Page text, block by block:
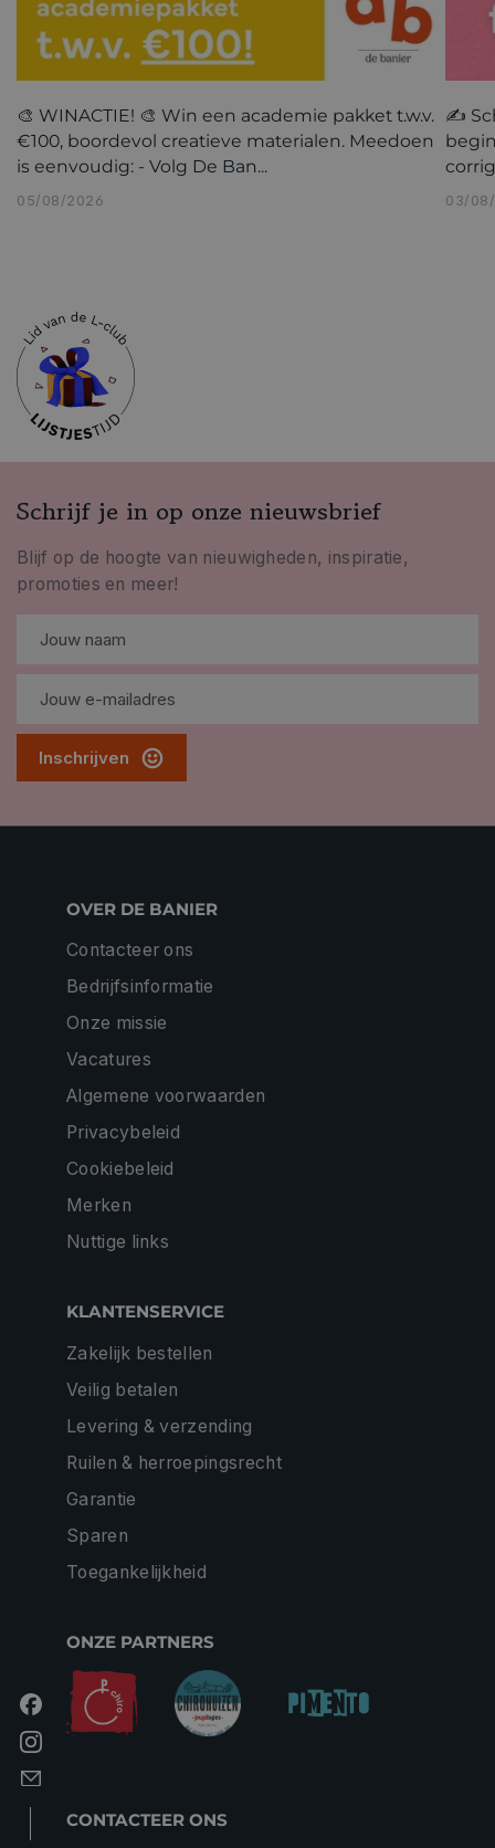
🎨 WINACTIE! 🎨 Win een academie pakket t.w.v.
€100, boordevol creatieve materialen. Meedoen
is eenvoudig: - Volg De Ban...
05/08/2026
✍️
03/
Schrijf je in op onze nieuwsbrief
Blijf op de hoogte van nieuwigheden, inspiratie,
promoties en meer!
Inschrijven
OVER DE BANIER
Contacteer ons
Bedrijfsinformatie
Onze missie
Vacatures
Algemene voorwaarden
Privacybeleid
Cookiebeleid
Merken
Nuttige links
KLANTENSERVICE
Zakelijk bestellen
Veilig betalen
Levering & verzending
Ruilen & herroepingsrecht
Garantie
Sparen
Toegankelijkheid
ONZE PARTNERS
CONTACTEER ONS